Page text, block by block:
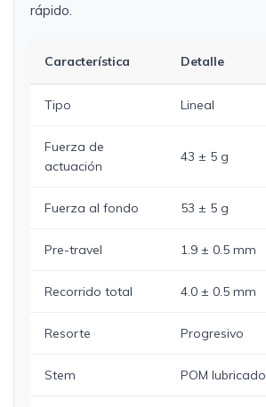
rápido.
Característica Detalle
Tipo Lineal
Fuerza de
actuación
43 ± 5 g
Fuerza al fondo 53 ± 5 g
Pre-travel 1.9 ± 0.5 mm
Recorrido total 4.0 ± 0.5 mm
Resorte Progresivo
Stem POM lubricado